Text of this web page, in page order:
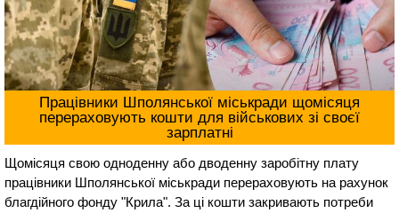
Працівники Шполянської міськради щомісяця
перераховують кошти для військових зі своєї
зарплатні
Щомісяця свою одноденну або дводенну заробітну плату
працівники Шполянської міськради перераховують на рахунок
благдійного фонду "Крила". За ці кошти закривають потреби